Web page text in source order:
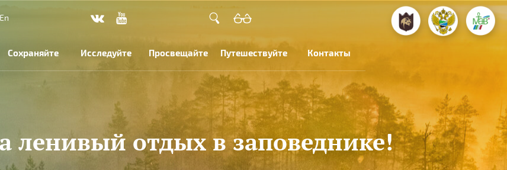
En
Сохраняйте Исследуйте Просвещайте Путешествуйте Контакты
ленивый отдых в заповеднике!